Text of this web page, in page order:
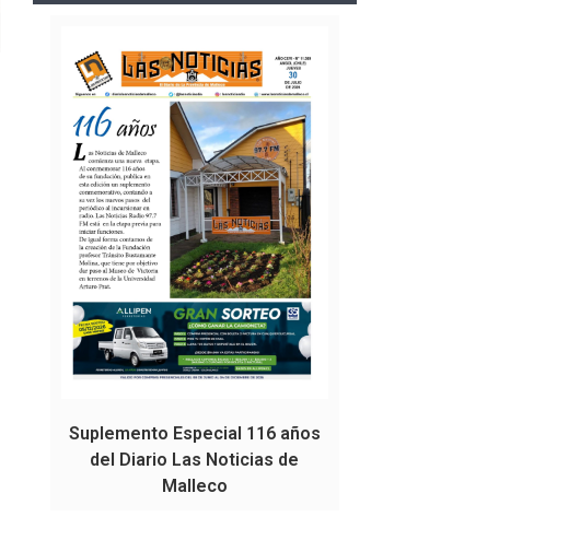
Suplemento Especial 116 años
del Diario Las Noticias de
Malleco